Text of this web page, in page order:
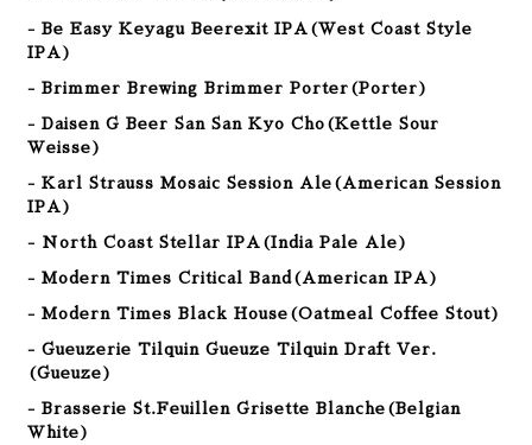
- Be Easy Keyagu Beerexit IPA(West Coast Style
IPA)
- Brimmer Brewing Brimmer Porter(Porter)
- Daisen G Beer San San Kyo Cho (Kettle Sour
Weisse)
- Karl Strauss Mosaic Session Ale(American Session
IPA)
- North Coast Stellar IPA(India Pale Ale)
- Modern Times Critical Band(American IPA)
- Modern Times Black House(Oatmeal Coffee Stout)
- Gueuzerie Tilquin Gueuze Tilquin Draft Ver.
(Gueuze)
- Brasserie St.Feuillen Grisette Blanche(Belgian
White)